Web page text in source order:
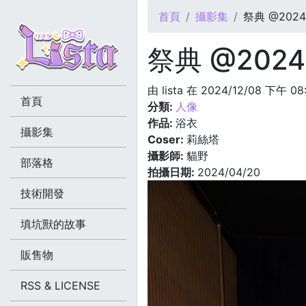
您在這裡
首頁 攝影集 祭典
祭典
由 lista 在 2024/12/08 下午
分類: 人像
作品: 浴衣
Coser: 莉絲塔
攝影師: 貓野
拍攝日期: 2024/04/20
首頁
攝影集
部落格
技術開發
填坑獸的故事
販售物
RSS & LICENSE